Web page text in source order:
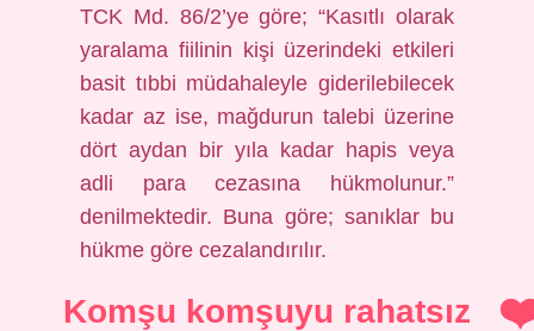
TCK Md. 86/2’ye göre; “Kasıtlı olarak
yaralama fiilinin kişi üzerindeki etkileri
basit tıbbi müdahaleyle giderilebilecek
kadar az ise, mağdurun talebi üzerine
dört aydan bir yıla kadar hapis veya
adli para cezasına hükmolunur.”
denilmektedir. Buna göre; sanıklar bu
hükme göre cezalandırılır.
Komşu komşuyu rahatsız